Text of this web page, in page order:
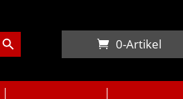
Button
0-Artikel